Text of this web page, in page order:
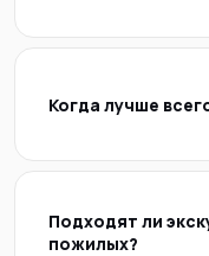
Когда лучше
Подходят ли
пожилых?